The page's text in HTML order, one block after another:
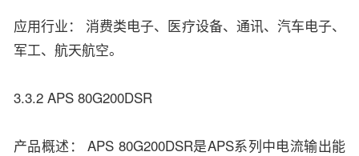
应用行业： 消费类电子、医疗设备、通讯、汽车电子、
军工、航天航空。
3.3.2 APS 80G200DSR
产品概述： APS 80G200DSR是APS系列中电流输出能